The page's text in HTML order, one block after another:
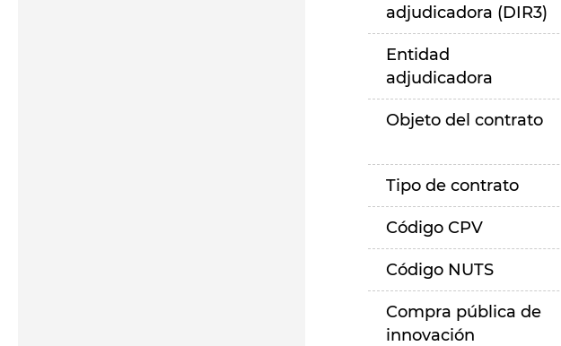
adjudicadora (DIR3)
Entidad
adjudicadora
Objeto del contrato
Tipo de contrato
Código CPV
Código NUTS
Compra pública de
innovación